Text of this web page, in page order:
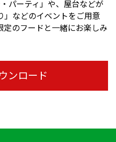
パーティ」や、屋台などが
」などのイベントをご用意
定のフードと一緒にお楽しみ
ンロード